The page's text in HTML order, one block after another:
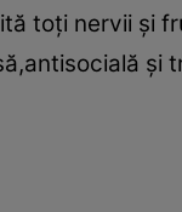
toţi nervii şi
şi